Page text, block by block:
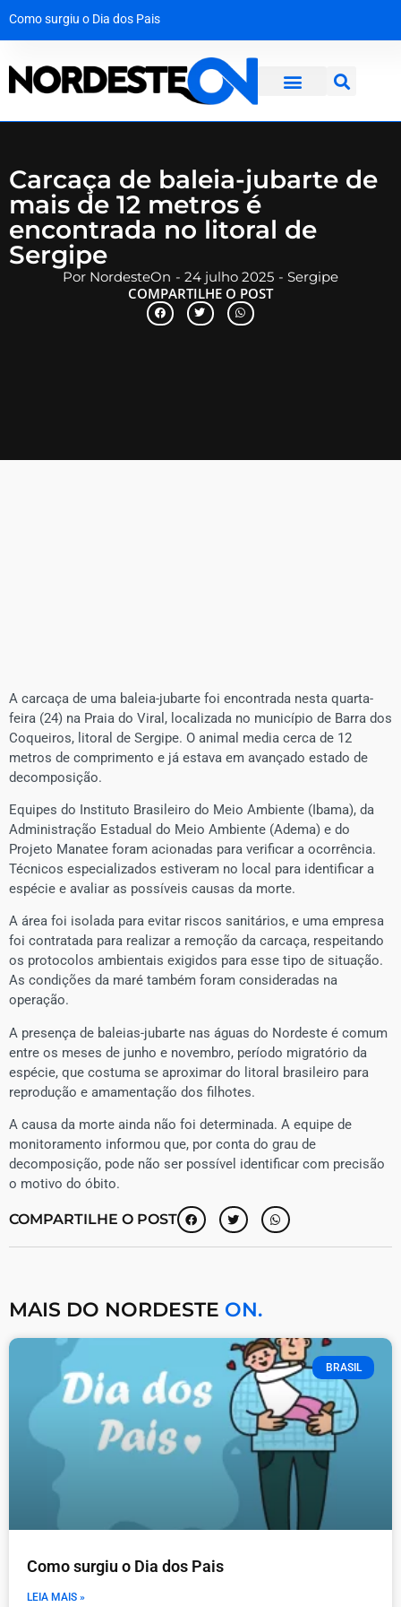
Como surgiu o Dia dos Pais
Carcaça de baleia-jubarte de
mais de 12 metros é
encontrada no litoral de
Sergipe
Por NordesteOn - 24 julho 2025 - Sergipe
COMPARTILHE O POST
A carcaça de uma baleia-jubarte foi encontrada nesta quarta-
feira (24) na Praia do Viral, localizada no município de Barra dos
Coqueiros, litoral de Sergipe. O animal media cerca de 12
metros de comprimento e já estava em avançado estado de
decomposição.
Equipes do Instituto Brasileiro do Meio Ambiente (Ibama), da
Administração Estadual do Meio Ambiente (Adema) e do
Projeto Manatee foram acionadas para verificar a ocorrência.
Técnicos especializados estiveram no local para identificar a
espécie e avaliar as possíveis causas da morte.
A área foi isolada para evitar riscos sanitários, e uma empresa
foi contratada para realizar a remoção da carcaça, respeitando
os protocolos ambientais exigidos para esse tipo de situação.
As condições da maré também foram consideradas na
operação.
A presença de baleias-jubarte nas águas do Nordeste é comum
entre os meses de junho e novembro, período migratório da
espécie, que costuma se aproximar do litoral brasileiro para
reprodução e amamentação dos filhotes.
A causa da morte ainda não foi determinada. A equipe de
monitoramento informou que, por conta do grau de
decomposição, pode não ser possível identificar com precisão
o motivo do óbito.
COMPARTILHE O POST
MAIS DO NORDESTE ON.
BRASIL
Como surgiu o Dia dos Pais
LEIA MAIS »